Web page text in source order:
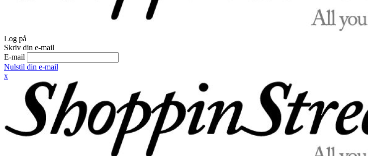
Log på
Skriv din e-mail
E-mail
Nulstil din e-mail
x